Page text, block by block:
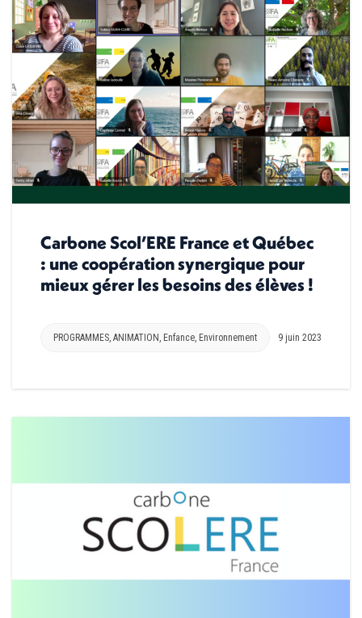
Carbone Scol’ERE France et Québec
: une coopération synergique pour
mieux gérer les besoins des élèves !
PROGRAMMES, ANIMATION , Enfance, Environnement 9 juin 2023